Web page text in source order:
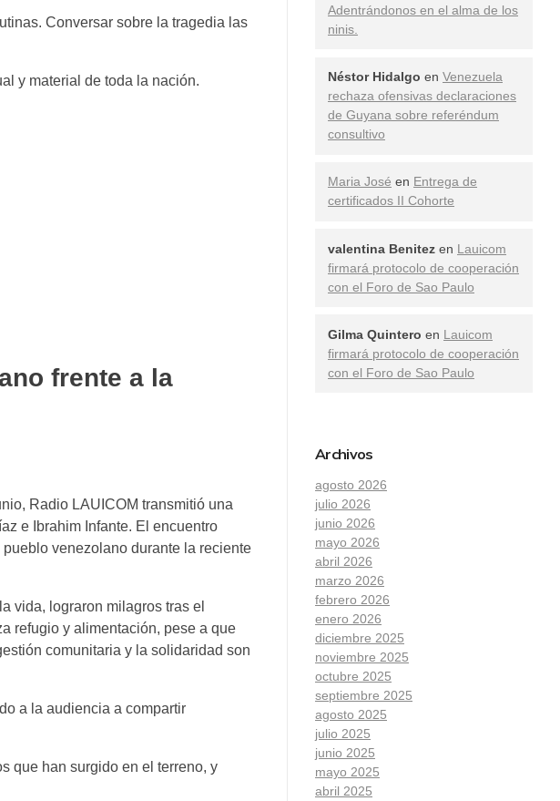
Conversar sobre la tragedia las
y material de toda la nación.
frente a la
Radio LAUICOM transmitió una
e Ibrahim Infante. El encuentro
venezolano durante la reciente
vida, lograron milagros tras el
refugio y alimentación, pese a que
comunitaria y la solidaridad son
a la audiencia a compartir
que han surgido en el terreno, y
Adentrándonos en el alma de los
ninis.
Néstor Hidalgo en Venezuela
rechaza ofensivas declaraciones
de Guyana sobre referéndum
consultivo
Maria José en Entrega de
certificados II Cohorte
valentina Benitez en Lauicom
firmará protocolo de cooperación
con el Foro de Sao Paulo
Gilma Quintero en Lauicom
firmará protocolo de cooperación
con el Foro de Sao Paulo
Archivos
agosto 2026
julio 2026
junio 2026
mayo 2026
abril 2026
marzo 2026
febrero 2026
enero 2026
diciembre 2025
noviembre 2025
octubre 2025
septiembre 2025
agosto 2025
julio 2025
junio 2025
mayo 2025
abril 2025